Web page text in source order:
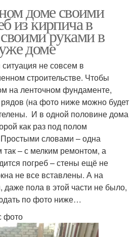
доме своими
из кирпича в
руками в
доме
не совсем в
строительстве. Чтобы
на ленточном фундаменте,
(на фото ниже можно будет
И в одной половине дома
как раз под полом
словами – одна
– с мелким ремонтом, а
погреб – стены ещё не
не все вставлены. А на
даже пола в этой части не было,
по фото ниже…
фото